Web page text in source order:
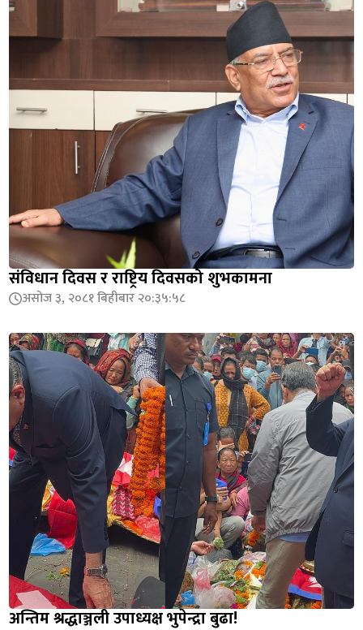
संविधान दिवस र राष्ट्रिय दिवसको शुभकामना
असोज ३, २०८१ बिहीबार २०:३५:५८
अन्तिम श्रद्धाञ्जली उपाध्यक्ष भुपेन्द्रा बुढा!